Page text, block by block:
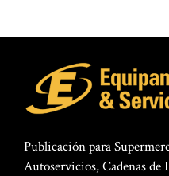
Publicación para
Autoservicios, Cadenas de